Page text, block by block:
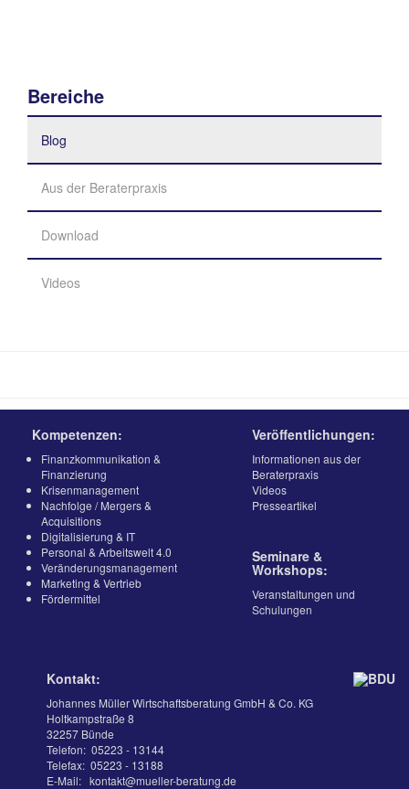
Bereiche
Blog
Aus der Beraterpraxis
Download
Videos
Kompetenzen:
Finanzkommunikation &
Finanzierung
Krisenmanagement
Nachfolge / Mergers &
Acquisitions
Digitalisierung & IT
Personal & Arbeitswelt 4.0
Veränderungsmanagement
Marketing & Vertrieb
Fördermittel
Veröffentlichungen:
Informationen aus der
Beraterpraxis
Videos
Presseartikel
Seminare &
Workshops:
Veranstaltungen und
Schulungen
Kontakt:
Johannes Müller Wirtschaftsberatung GmbH & Co. KG
Holtkampstraße 8
32257 Bünde
Telefon: 05223 - 13144
Telefax: 05223 - 13188
E-Mail: kontakt@mueller-beratung.de